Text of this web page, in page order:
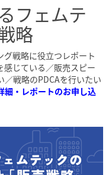
フェムテ
略
グ戦略に役立つレポート
感じている／販売スピー
／戦略のPDCAを行いたい
細・レポートのお申し込